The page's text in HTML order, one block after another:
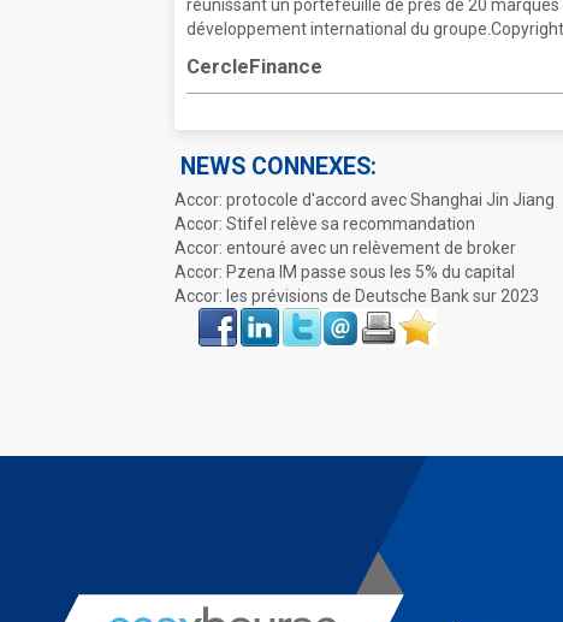
réunissant un portefeuille de près de 20
développement international du
CercleFinance
NEWS CONNEXES:
Accor: protocole d'accord avec Shanghai Jin Jiang
Accor: Stifel relève sa recommandation
Accor: entouré avec un relèvement de broker
Accor: Pzena IM passe sous les 5% du capital
Accor: les prévisions de Deutsche Bank sur 2023
Face
book
LinkIn Twitter Envoyer ImprimerFavoris